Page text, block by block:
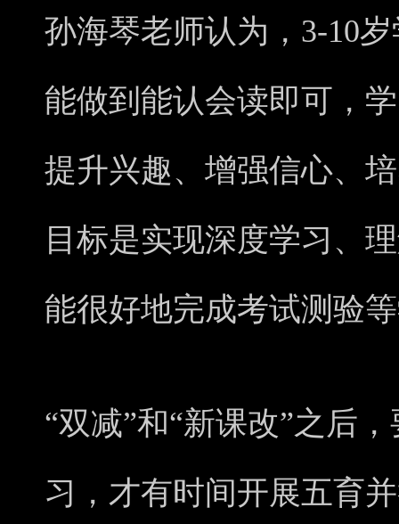
孙海琴老师认为，3-10
能做到能认会读即可，
提升兴趣、增强信心、
目标是实现深度学习、
能很好地完成考试测验
“双减”和“新课改”之后
习，才有时间开展五育